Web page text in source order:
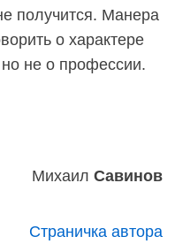
получится. Манера
о характере
не о профессии.
Михаил Савинов
Страничка автора